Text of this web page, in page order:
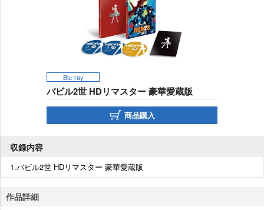
Blu-ray
バビル2世 HDリマスター 豪華愛蔵版
商品購入
収録内容
1.バビル2世 HDリマスター 豪華愛蔵版
作品詳細